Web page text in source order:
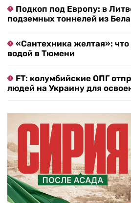
Подкоп под Европу: в
подземных тоннелей из
«Сантехника желтая»:
водой в Тюмени
FT: колумбийские ОПГ
людей на Украину для